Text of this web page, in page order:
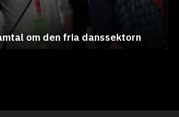
om den fria danssektorn